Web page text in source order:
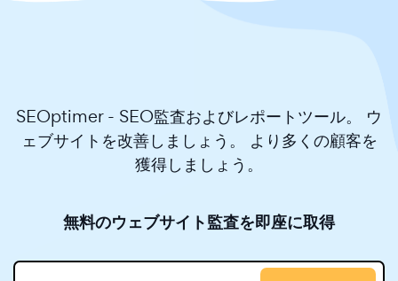
SEOptimer - SEO監査およびレポートツール。 ウ
ェブサイトを改善しましょう。 より多くの顧客を
獲得しましょう。
無料のウェブサイト監査を即座に取得